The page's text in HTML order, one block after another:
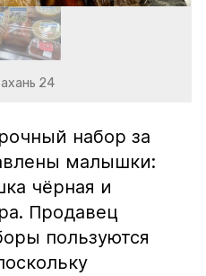
24
набор за
малышки:
чёрная и
Продавец
пользуются